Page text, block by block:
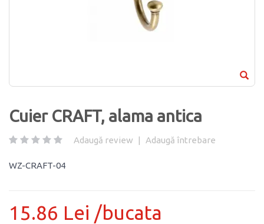
Cuier CRAFT, alama antica
Adaugă review | Adaugă întrebare
WZ-CRAFT-04
15.86 Lei /bucata